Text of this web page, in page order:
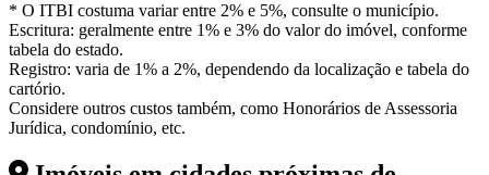
* O ITBI costuma variar entre 2% e 5%, consulte o município.
Escritura: geralmente entre 1% e 3% do valor do imóvel, conforme
tabela do estado.
Registro: varia de 1% a 2%, dependendo da localização e tabela do
cartório.
Considere outros custos também, como Honorários de Assessoria
Jurídica, condomínio, etc.